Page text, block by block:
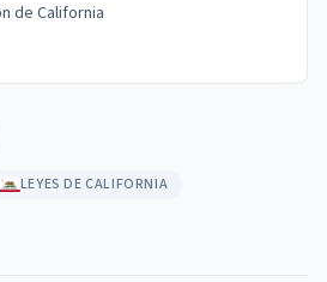
de California
LEYES DE CALIFORNIA